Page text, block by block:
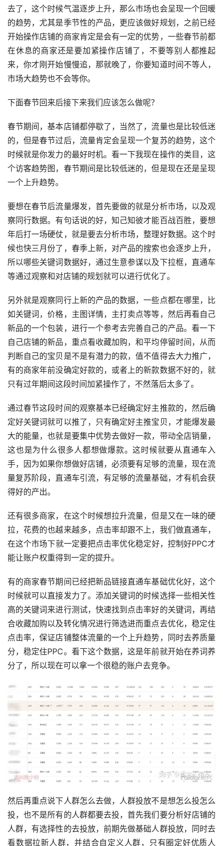
去了，这个时候气温逐步上升，那么市场也会呈现一个回暖
的趋势，尤其是季节性的产品，更应该做好规划，之前已经
开始操作店铺的商家肯定是会有一定的优势，一些春节前都
在休息的商家还是要加紧操作店铺了，不要等别人都推起
来，你才刚开始慢慢追，那就晚了，你要知道时间不等人，
市场大趋势也不会等你。
下面春节回来后接下来我们应该怎么做呢？
春节期间，基本店铺都停歇了，当然了，流量也是比较低迷
的，但是春节过后，流量肯定会呈现一个复苏的趋势，这个
时候就是你发力的最好时机。看一下我现在操作的类目，这
个访客趋势图，春节期间是比较低迷的，但是现在还是呈现
一个上升趋势。
要想在春节后流量爆发，首先要做的就是分析市场，以及观
察同行数据。有句话说的好，知己知彼才能百战百胜，要想
年后打一场硬仗，就是要去分析市场，整理好数据。这个时
候也快三月份了，春季上新，对产品的搜索也会逐步上升，
所以哪些关键词数据好，通过生意参谋以及下拉框，直通车
等通过观察和对店铺的规划就可以进行优化了。
另外就是观察同行上新的产品的数据，一些点都在哪里，比
如关键词，价格，主图详情，主打卖点等等，然后再看自己
新品的一个包装，进行一个参考去完善自己的产品。看一下
自己店铺的新品，重点看收藏加购，和平均停留时间，从而
判断自己的宝贝是不是有潜力的款，值不值得去大力推广，
有的商家年前没确定好款的，或者上的新款数据不好的，就
只有过年期间这段时间加紧操作了，不然落后太多了。
通过春节这段时间的观察基本已经确定好主推款的，然后确
定好关键词就可以推了，只有确定好主推宝贝，才能爆发最
大的能量，也就是要集中优势去做好一款，带动全店销量，
这也是为什么很多人都想做爆款。这时候就要从直通车入
手，因为如果你想做好店铺，必须要有足够的流量，现在流
量复苏阶段，直通车引流，有足够的流量基础，才有机会获
得好的产出。
还有很多商家，在这个时候想拉升流量，但是又在一味的硬
拉，花费的也越来越多，点击率却跟不上，我们做直通车，
在这个市场下就一定要把点击率优化稳定好，控制好PPC才
能让账户权重得到一定的提升。
有的商家春节期间已经把新品链接直通车基础优化好，这个
时候就可以直接发力了。添加关键词的时候选择一些相关性
高的关键词来进行测试，快速找到点击率好的关键词，再结
合收藏加购以及转化情况进行筛选进而重点去优化，稳定住
点击率，保证店铺整体流量的一个上升趋势，同时去养质量
分，稳定住PPC。看下这个数据，这是年前就开始在养词养
分了，所以现在可以拿一个很稳的账户去竞争。
然后再重点说下人群怎么去做，人群投放不是想怎么投怎么
投，也不是所有的人群都要去投，首先我们要分析好店铺的
人群，有选择性的去投放，前期先做基础人群投放，同时去
看数据拉新人群，并结合自定义人群，只有圈定好优质人